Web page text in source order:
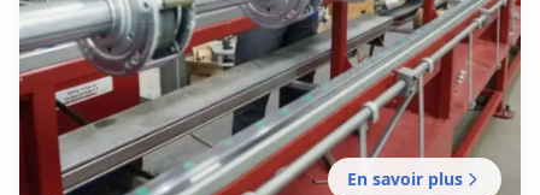
Voir tous nos articles
Installation